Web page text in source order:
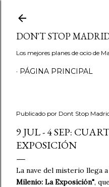
DON'T STOP
Los mejores planes de ocio de
PÁGINA PRINCIPAL
Publicado por Dont Stop
9 JUL - 4 SEP:
EXPOSICIÓN
La nave del misterio llega
Milenio: La Exposición",